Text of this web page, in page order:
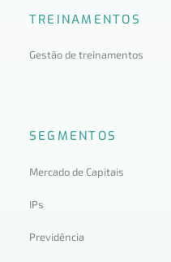
TREINAMENTOS
Gestão de treinamentos
SEGMENTOS
Mercado de Capitais
IPs
Previdência